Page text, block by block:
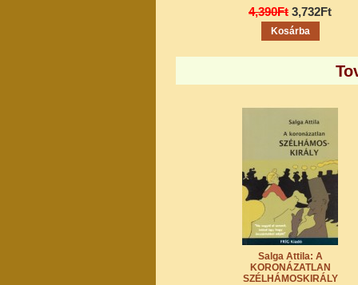
4,390Ft 3,732Ft
Salga Attila: A
KORONÁZATLAN
SZÉLHÁMOSKIRÁLY